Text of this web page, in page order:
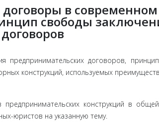
в
свободы
предпринимательских договоров,
конструкций, используемых
конструкций в
юристов на указанную тему.